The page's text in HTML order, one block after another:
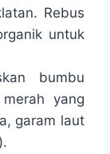
Rebus
untuk
bumbu
yang
garam laut